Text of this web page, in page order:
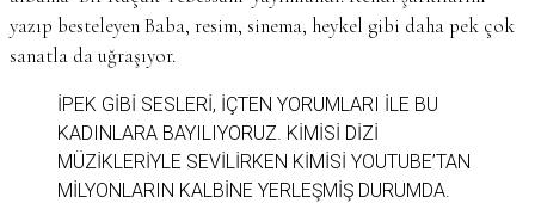
yazıp besteleyen Baba, resim, sinema, heykel gibi daha pek çok
sanatla da uğraşıyor.
İPEK GIBI SESLERI, IÇTEN YORUMLARI ILE BU
KADINLARA BAYILIYORUZ. KIMISI DIZI
MÜZIKLERIYLE SEVILIRKEN KIMISI YOUTUBE’TAN
MILYONLARIN KALBINE YERLEŞMIŞ DURUMDA.